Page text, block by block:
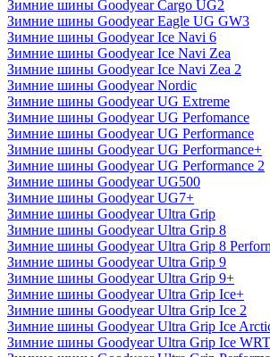
Зимние шины Goodyear Cargo UG2
Зимние шины Goodyear Eagle UG GW3
Зимние шины Goodyear Ice Navi 6
Зимние шины Goodyear Ice Navi Zea
Зимние шины Goodyear Ice Navi Zea 2
Зимние шины Goodyear Nordic
Зимние шины Goodyear UG Extreme
Зимние шины Goodyear UG Perfomance
Зимние шины Goodyear UG Performance
Зимние шины Goodyear UG Performance+
Зимние шины Goodyear UG Performance 2
Зимние шины Goodyear UG500
Зимние шины Goodyear UG7+
Зимние шины Goodyear Ultra Grip
Зимние шины Goodyear Ultra Grip 8
Зимние шины Goodyear Ultra Grip 8
Зимние шины Goodyear Ultra Grip 9
Зимние шины Goodyear Ultra Grip 9+
Зимние шины Goodyear Ultra Grip Ice+
Зимние шины Goodyear Ultra Grip Ice 2
Зимние шины Goodyear Ultra Grip Ice
Зимние шины Goodyear Ultra Grip Ice WRT